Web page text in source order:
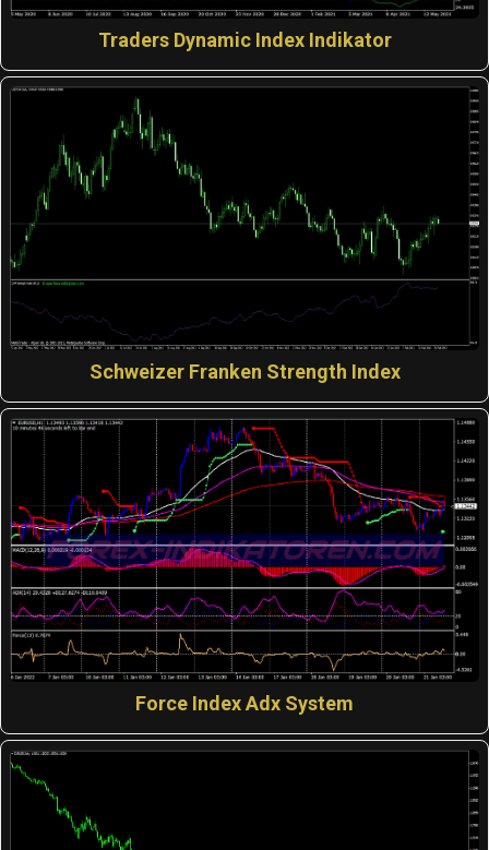
Traders Dynamic Index Indikator
Schweizer Franken Strength Index
Force Index Adx System